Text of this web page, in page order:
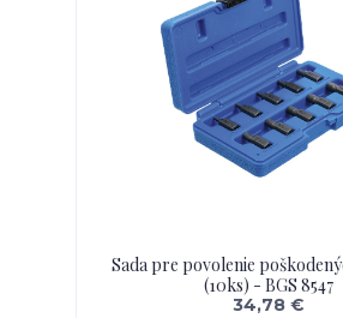
Sada pre povolenie
(10ks) - BGS 8547
34,78 €